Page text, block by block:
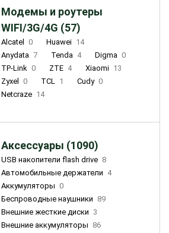
Модемы и роутеры
WIFI/3G/4G (57)
Alcatel 0 Huawei 14
Anydata 7 Tenda 4 Digma 0
TP-Link 0 ZTE 4 Xiaomi 13
Zyxel
0 TCL 1 Cudy 0
Netcraze 14
Аксессуары (1090)
USB накопители flash drive 8
Автомобильные держатели 4
Аккумуляторы 0
Беспроводные наушники 89
Внешние жесткие диски 3
Внешние аккумуляторы 86